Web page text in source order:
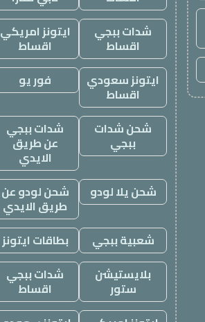
شدات ببجي
اقساط
ايتونز امريكي
اقساط
ايتونز سعودي
اقساط
فور يو
شحن شدات
ببجي
شدات ببجي
عن طريق
الايدي
شحن يلا لودو
شحن لودو عن
طريق الايدي
شعبية ببجي
بطاقات ايتونز
بلايستيشن
ستور
شدات ببجي
اقساط